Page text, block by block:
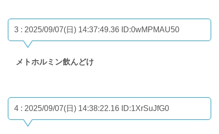
3 : 2025/09/07(日) 14:37:49.36 ID:0wMPMAU50
メトホルミン飲んどけ
4 : 2025/09/07(日) 14:38:22.16 ID:1XrSuJfG0